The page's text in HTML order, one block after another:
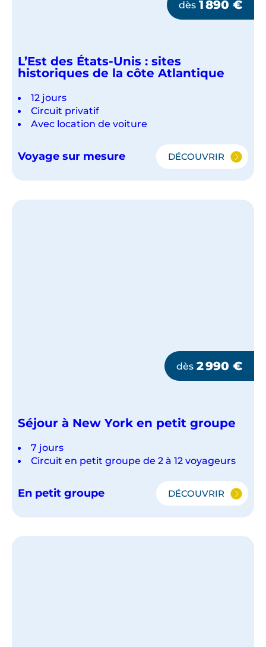
dès 1 890 €
L’Est des États-Unis : sites
historiques de la côte Atlantique
12 jours
Circuit privatif
Avec location de voiture
Voyage sur mesure DÉCOUVRIR
L’EST
UNIS
dès 2 990 €
Séjour à New York en petit groupe
7 jours
Circuit en petit groupe de 2 à 12 voyageurs
En petit groupe DÉCOUVRIR
SÉJOUR
YORK